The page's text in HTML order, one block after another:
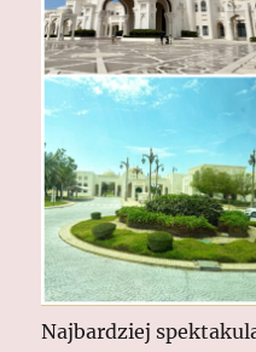
Najbardziej